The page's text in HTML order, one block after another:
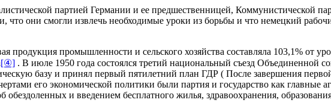
партией Германии и ее предшественницей, Коммунистической
что они смогли извлечь необходимые уроки из борьбы и что немецкий
продукция промышленности и сельского хозяйства составляла 103,1% от
[④] . В июле 1950 года состоялся третий национальный съезд Объединенной
базу и принял первый пятилетний план ГДР ( После завершения
его экономической политики были партия и государство как главные
обездоленных и введением бесплатного жилья, здравоохранения,